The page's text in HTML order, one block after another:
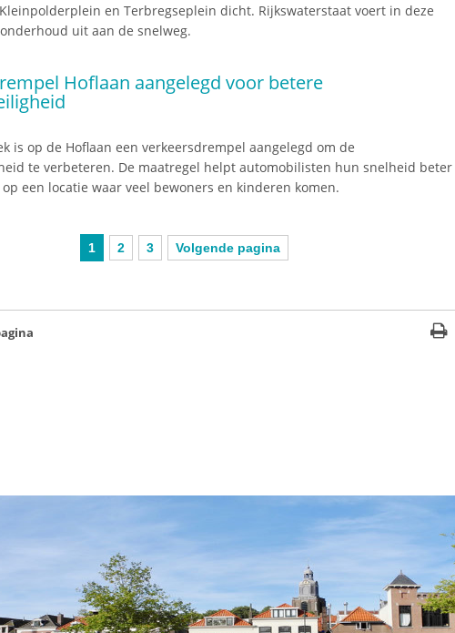
en Terbregseplein dicht. Rijkswaterstaat voert in deze
uit aan de snelweg.
Hoflaan aangelegd voor betere
is op de Hoflaan een verkeersdrempel aangelegd om de
te verbeteren. De maatregel helpt automobilisten hun snelheid beter
een locatie waar veel bewoners en kinderen komen.
1 2 3 Volgende pagina